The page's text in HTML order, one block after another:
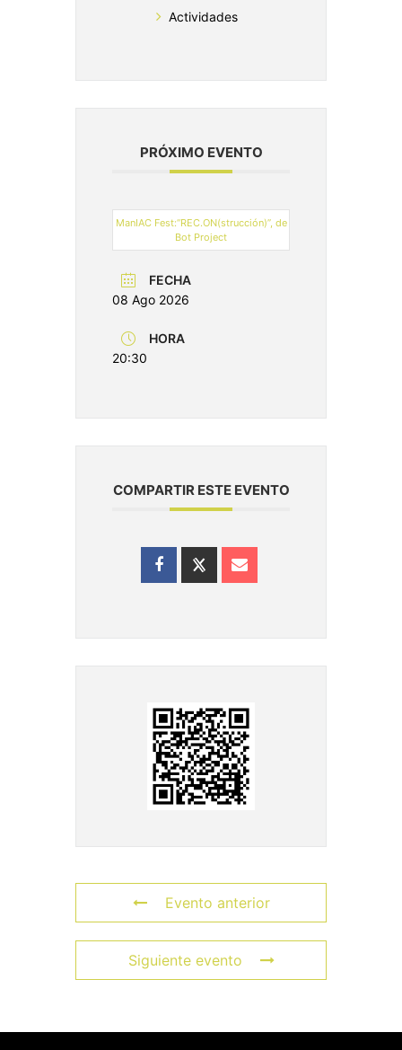
Actividades
PRÓXIMO EVENTO
ManIAC Fest:“REC.ON(strucción)”, de
Bot Project
FECHA
08 Ago 2026
HORA
20:30
COMPARTIR ESTE EVENTO
Evento anterior
Siguiente evento